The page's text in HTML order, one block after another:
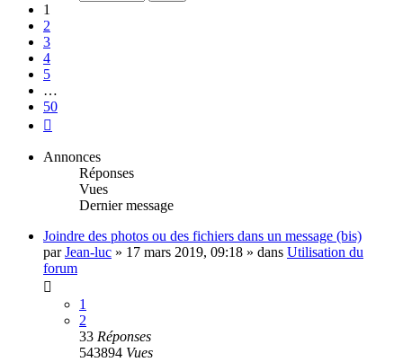
1
2
3
4
5
…
50
Annonces
Réponses
Vues
Dernier message
Joindre des photos ou des fichiers dans un message (bis)
parJean-luc » 17 mars 2019, 09:18 » dans Utilisation du
forum
1
2
33 Réponses
543894 Vues